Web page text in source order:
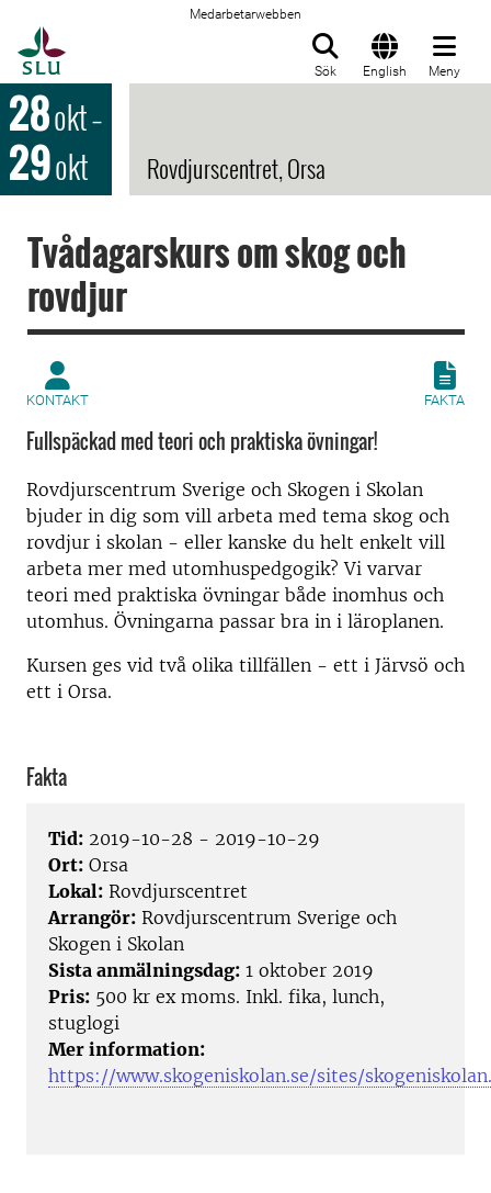
Medarbetarwebben
Sök English Meny
28okt–
29okt Rovdjurscentret, Orsa
Tvådagarskurs om skog och
rovdjur
KONTAKT FAKTA
Fullspäckad med teori och praktiska övningar!
Rovdjurscentrum Sverige och Skogen i Skolan
bjuder in dig som vill arbeta med tema skog och
rovdjur i skolan - eller kanske du helt enkelt vill
arbeta mer med utomhuspedgogik? Vi varvar
teori med praktiska övningar både inomhus och
utomhus. Övningarna passar bra in i läroplanen.
Kursen ges vid två olika tillfällen - ett i Järvsö och
ett i Orsa.
Fakta
Tid: 2019-10-28 - 2019-10-29
Ort: Orsa
Lokal: Rovdjurscentret
Arrangör: Rovdjurscentrum Sverige och
Skogen i Skolan
Sista anmälningsdag: 1 oktober 2019
Pris: 500 kr ex moms. Inkl. fika, lunch,
stuglogi
Mer information:
https://www.skogeniskolan.se/sites/